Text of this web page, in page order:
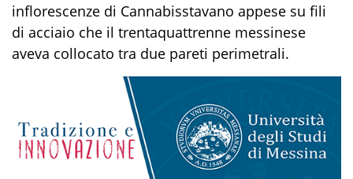
inflorescenze di Cannabisstavano appese su fili
di acciaio che il trentaquattrenne messinese
aveva collocato tra due pareti perimetrali.